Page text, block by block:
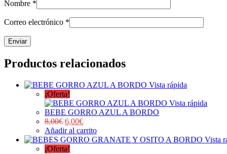
Nombre *
Correo electrónico *
Productos relacionados
Vista rápida
¡Oferta!
Vista rápida
BEBE GORRO AZUL A BORDO
8,00€ 6,00€
Añadir al carrito
Vista
¡Oferta!